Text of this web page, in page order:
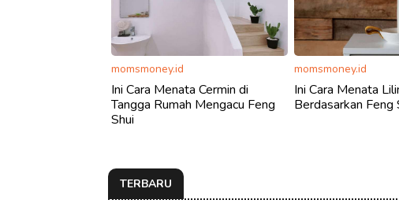
momsmoney.id
Ini Cara Menata Cermin di
Tangga Rumah Mengacu Feng
Shui
momsmoney.id
Ini Cara Menata
Berdasarkan Feng
TERBARU